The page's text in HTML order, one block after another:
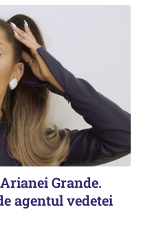
Grande.
agentul vedetei